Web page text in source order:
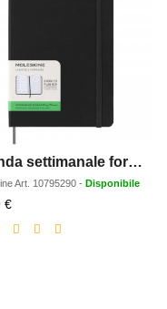
Agenda settimanale formato L con copertina rigida e senza data Moleskine
Art. 10795290 - Disponibile
€Prezzo
scontato